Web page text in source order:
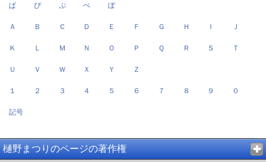
ぱ ぴ ぷ ぺ ぽ
Ａ Ｂ Ｃ Ｄ Ｅ Ｆ Ｇ Ｈ Ｉ Ｊ
Ｋ Ｌ Ｍ Ｎ Ｏ Ｐ Ｑ Ｒ Ｓ Ｔ
Ｕ Ｖ Ｗ Ｘ Ｙ Ｚ
１ ２ ３ ４ ５ ６ ７ ８ ９ ０
記号
樋野まつりのページの著作権